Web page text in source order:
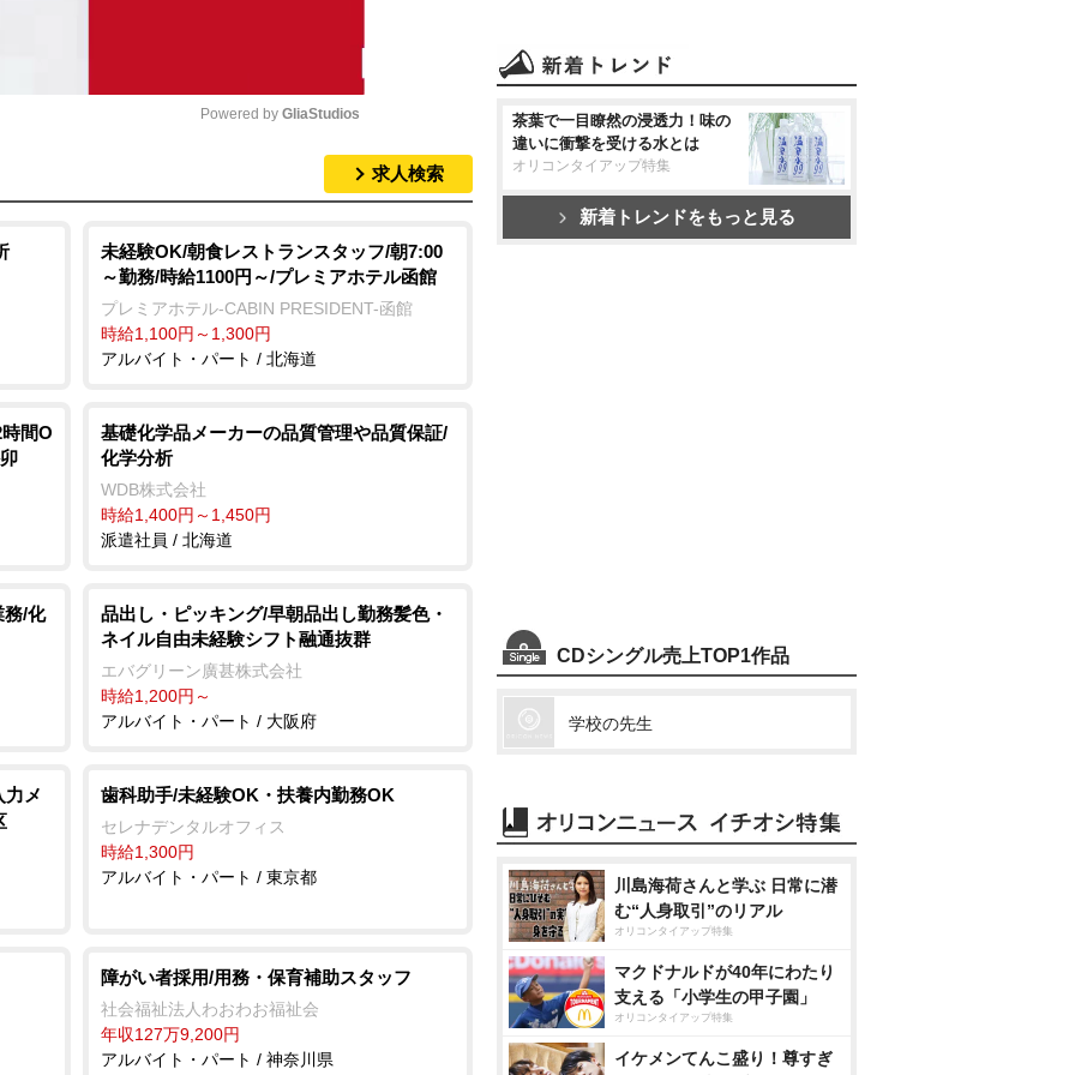
t
e
Powered by GliaStudios
求人検索
未経験OK/朝食レストランスタッフ/朝7:00
～勤務/時給1100円～/プレミアホテル函館
プレミアホテル-CABIN PRESIDENT-函館
時給1,100円～1,300円
アルバイト・パート / 北海道
間O
基礎化学品メーカーの品質管理や品質保証/
化学分析
WDB株式会社
時給1,400円～1,450円
派遣社員 / 北海道
務/化
品出し・ピッキング/早朝品出し勤務髪色・
ネイル自由未経験シフト融通抜群
エバグリーン廣甚株式会社
時給1,200円～
アルバイト・パート / 大阪府
力メ
歯科助手/未経験OK・扶養内勤務OK
セレナデンタルオフィス
時給1,300円
アルバイト・パート / 東京都
障がい者採用/用務・保育補助スタッフ
社会福祉法人わおわお福祉会
年収127万9,200円
アルバイト・パート / 神奈川県
茶葉で一目瞭然の浸透力！味の
違いに衝撃を受ける水とは
オリコンタイアップ特集
新着トレンドをもっと見る
CDシングル売上TOP1作品
学校の先生
川島海荷さんと学ぶ 日常に潜
む“人身取引”のリアル
オリコンタイアップ特集
マクドナルドが40年にわたり
支える「小学生の甲子園」
オリコンタイアップ特集
イケメンてんこ盛り！尊すぎ